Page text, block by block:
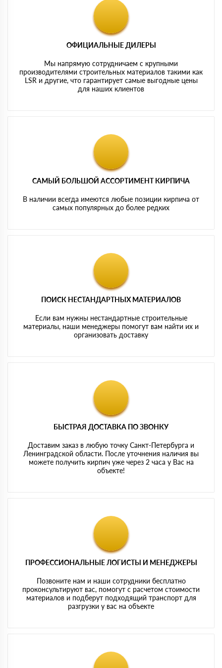
ОФИЦИАЛЬНЫЕ ДИЛЕРЫ
Мы напрямую сотрудничаем с крупными
производителями строительных материалов такими как
LSR и другие, что гарантирует самые выгодные цены
для наших клиентов
САМЫЙ БОЛЬШОЙ АССОРТИМЕНТ КИРПИЧА
В наличии всегда имеются любые позиции кирпича от
самых популярных до более редких
ПОИСК НЕСТАНДАРТНЫХ МАТЕРИАЛОВ
Если вам нужны нестандартные строительные
материалы, наши менеджеры помогут вам найти их и
организовать доставку
БЫСТРАЯ ДОСТАВКА ПО ЗВОНКУ
Доставим заказ в любую точку Санкт-Петербурга и
Ленинградской области. После уточнения наличия вы
можете получить кирпич уже через 2 часа у Вас на
объекте!
ПРОФЕССИОНАЛЬНЫЕ ЛОГИСТЫ И МЕНЕДЖЕРЫ
Позвоните нам и наши сотрудники бесплатно
проконсультируют вас, помогут с расчетом стоимости
материалов и подберут подходящий транспорт для
разгрузки у вас на объекте